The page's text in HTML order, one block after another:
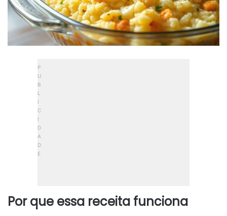
Por que essa receita funciona